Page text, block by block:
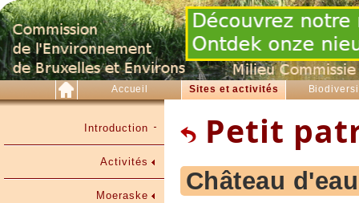
Accueil Sites et activités
Introduction
Activités
Moeraske
Petit
Château d'eau